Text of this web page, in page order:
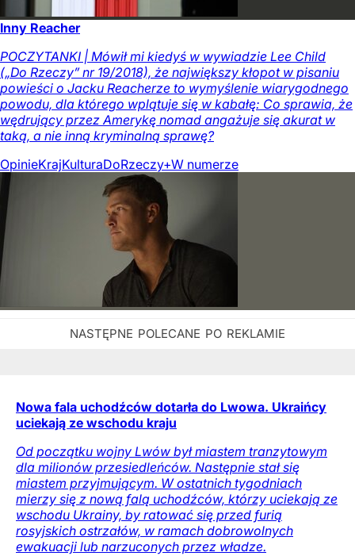
Inny Reacher
POCZYTANKI | Mówił mi kiedyś w wywiadzie Lee Child
(„Do Rzeczy” nr 19/2018), że największy kłopot w pisaniu
powieści o Jacku Reacherze to wymyślenie wiarygodnego
powodu, dla którego wplątuje się w kabałę: Co sprawia, że
wędrujący przez Amerykę nomad angażuje się akurat w
taką, a nie inną kryminalną sprawę?
OpinieKrajKulturaDoRzeczy+W numerze
Nowa fala uchodźców dotarła do Lwowa. Ukraińcy
uciekają ze wschodu kraju
Od początku wojny Lwów był miastem tranzytowym
dla milionów przesiedleńców. Następnie stał się
miastem przyjmującym. W ostatnich tygodniach
mierzy się z nową falą uchodźców, którzy uciekają ze
wschodu Ukrainy, by ratować się przed furią
rosyjskich ostrzałów, w ramach dobrowolnych
ewakuacji lub narzuconych przez władze.